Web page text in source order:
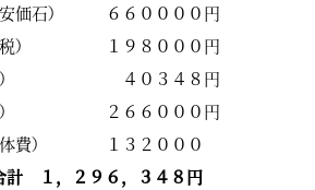
安価石） ６６００００円
課税） １９８０００円
契約） ４０３４８円
名分） ２６６０００円
解体費） １３２０００
計 １，２９６，３４８円